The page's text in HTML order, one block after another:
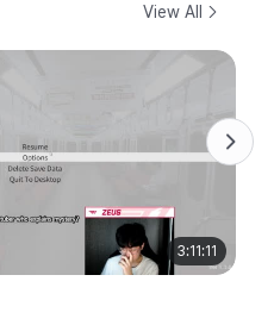
View All
3:11:11